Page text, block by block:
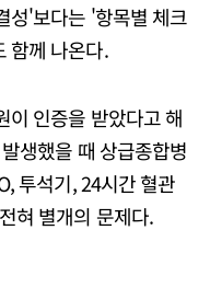
성'보다는 '항목별 체크
함께 나온다.
이 인증을 받았다고 해
생했을 때 상급종합병
투석기, 24시간 혈관
혀 별개의 문제다.